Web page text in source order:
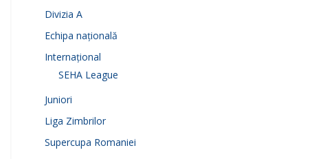
Divizia A
Echipa națională
Internațional
SEHA League
Juniori
Liga Zimbrilor
Supercupa Romaniei